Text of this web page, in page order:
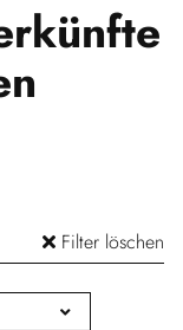
Filter löschen